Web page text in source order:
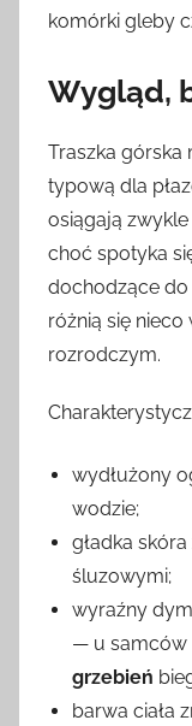
komórki gleby
Wygląd,
Traszka górska
typową dla
osiągają zwykle
choć spotyka
dochodzące do
różnią się nieco
rozrodczym.
wydłużony
wodzie;
gładka
śluzowymi;
wyraźny
— u samców
grzebień
barwa ciała